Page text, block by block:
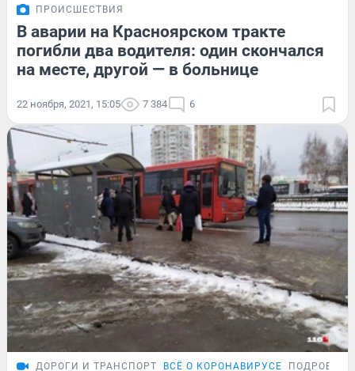
ПРОИСШЕСТВИЯ
В аварии на Красноярском тракте
погибли два водителя: один скончался
на месте, другой — в больнице
22 ноября, 2021, 15:05 7 384 6
ДОРОГИ И ТРАНСПОРТ ВСЁ О КОРОНАВИРУСЕ